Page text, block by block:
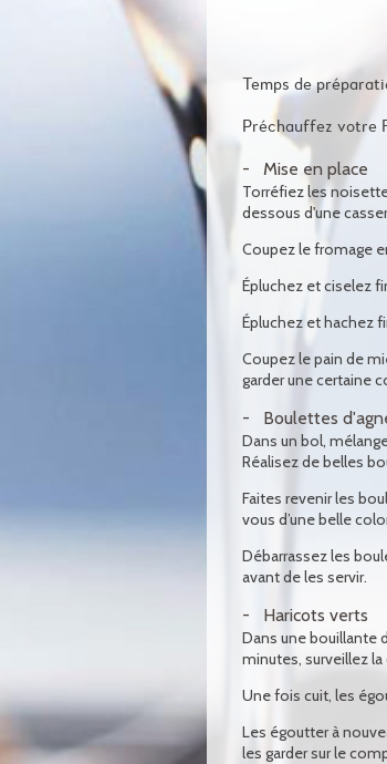
Temps de
Préchauffez votre
Mise en place
Torréfiez les
dessous d'une
Coupez le fromage
Épluchez et ciselez
Épluchez et hachez
Coupez le pain de
garder une certaine
Boulettes
Dans un bol,
Réalisez de belles
Faites revenir les
vous d’une belle
Débarrassez les
avant de les servir.
Haricots verts
Dans une bouillante
minutes, surveillez
Une fois cuit, les
Les égoutter à
les garder sur le